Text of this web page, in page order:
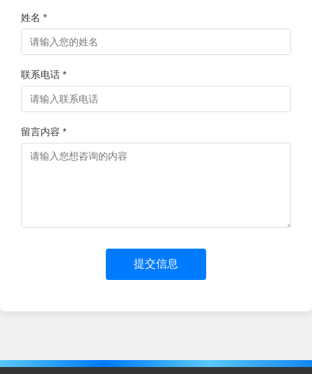
姓名 *
联系电话 *
留言内容 *
提交信息